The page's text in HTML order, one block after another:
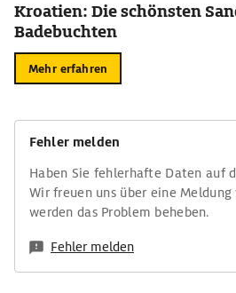
Kroatien: Die schönsten
Badebuchten
Mehr erfahren
Fehler melden
Haben Sie fehlerhafte Daten auf
Wir freuen uns über eine Meldung
werden das Problem beheben.
Fehler melden